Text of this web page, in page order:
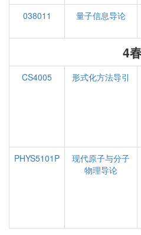
038011
量子信息导论
4
CS4005 形式化方法导引
PHYS5101P
现代原子与分子
物理导论